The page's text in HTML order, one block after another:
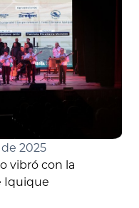
2025
vibró con la
Iquique